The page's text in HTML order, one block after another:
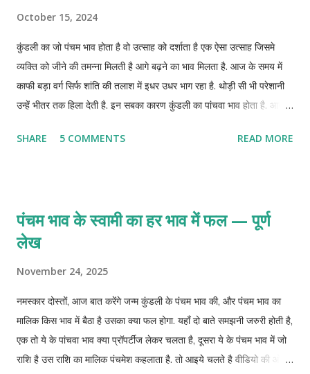
October 15, 2024
कुंडली का जो पंचम भाव होता है वो उत्साह को दर्शाता है एक ऐसा उत्साह जिसमे
व्यक्ति को जीने की तमन्ना मिलती है आगे बढ़ने का भाव मिलता है. आज के समय में
काफी बड़ा वर्ग सिर्फ शांति की तलाश में इधर उधर भाग रहा है. थोड़ी सी भी परेशानी
उन्हें भीतर तक हिला देती है. इन सबका कारण कुंडली का पांचवा भाव होता है. आज
सकते है.
SHARE 5 COMMENTS READ MORE
पंचम भाव के स्वामी का हर भाव में फल — पूर्ण
लेख
November 24, 2025
नमस्कार दोस्तों, आज बात करेंगे जन्म कुंडली के पंचम भाव की, और पंचम भाव का
मालिक किस भाव में बैठा है उसका क्या फल होगा. यहाँ दो बाते समझनी जरुरी होती है,
एक तो ये के पांचवा भाव क्या प्रॉपर्टीज लेकर चलता है, दूसरा ये के पंचम भाव में जो
राशि है उस राशि का मालिक पंचमेश कहलाता है. तो आइये चलते है वीडियो की ओर